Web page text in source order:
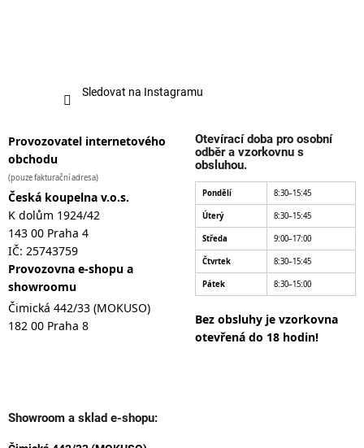
Sledovat na Instagramu
Provozovatel internetového
obchodu
(pouze fakturační adresa)
Česká koupelna v.o.s.
K dolům 1924/42
143 00 Praha 4
IČ: 25743759
Provozovna e-shopu a
showroomu
Čimická 442/33 (MOKUSO)
182 00 Praha 8
Otevírací doba pro osobní
odběr a vzorkovnu s
obsluhou.
Pondělí 8:30–15:45
Úterý 8:30–15:45
Středa 9:00–17:00
Čtvrtek 8:30–15:45
Pátek 8:30–15:00
Bez obsluhy je vzorkovna
otevřená do 18 hodin!
Showroom a sklad e-shopu: